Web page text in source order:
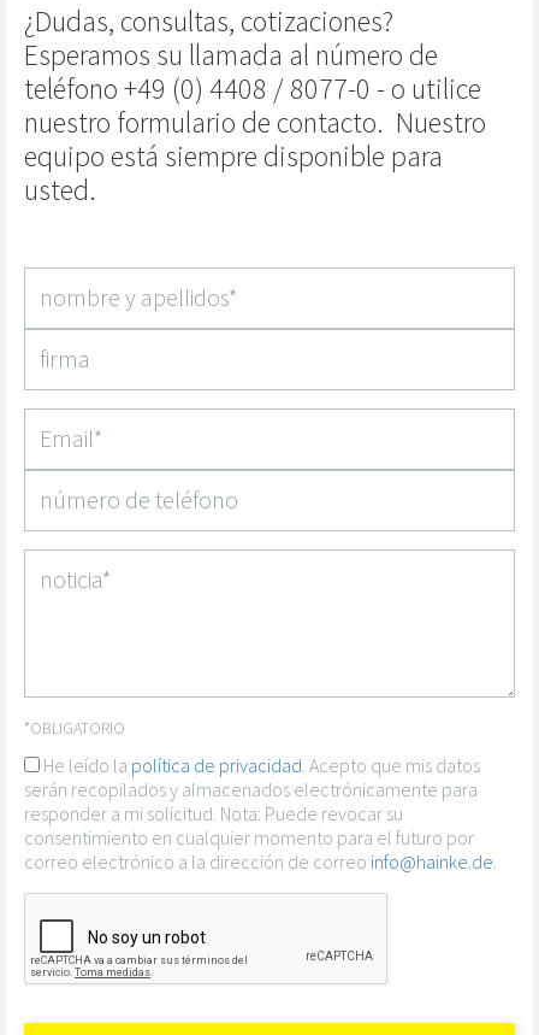
¿Dudas, consultas, cotizaciones?
Esperamos su llamada al número de
teléfono +49 (0) 4408 / 8077-0 - o utilice
nuestro formulario de contacto. Nuestro
equipo está siempre disponible para
usted.
*OBLIGATORIO
He leído la política de privacidad . Acepto que mis datos
serán recopilados y almacenados electrónicamente para
responder a mi solicitud. Nota: Puede revocar su
consentimiento en cualquier momento para el futuro por
correo electrónico a la dirección de correo info@hainke.de